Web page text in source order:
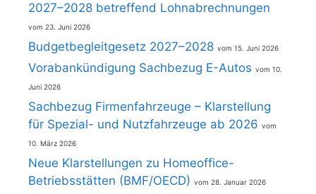
2027–2028 betreffend Lohnabrechnungen
23. Juni 2026
Budgetbegleitgesetz 2027–2028 15. Juni 2026
Vorabankündigung Sachbezug E-Autos 10.
Juni 2026
Sachbezug Firmenfahrzeuge – Klarstellung
für Spezial- und Nutzfahrzeuge ab 2026
10. März 2026
Neue Klarstellungen zu Homeoffice-
Betriebsstätten (BMF/OECD)
28. Januar 2026